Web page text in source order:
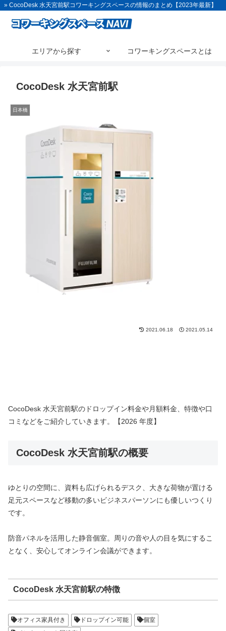
» CocoDesk 水天宮前駅コワーキングスペースの情報のまとめ【2023年最新】
エリアから探す コワーキングスペースとは
CocoDesk 水天宮前駅
日本橋
2021.06.18 2021.05.14
CocoDesk 水天宮前駅のドロップイン料金や月額料金、特徴や口
コミなどをご紹介していきます。【2026 年度】
CocoDesk 水天宮前駅の概要
ゆとりの空間に、資料も広げられるデスク、大きな荷物が置ける
足元スペースなど移動の多いビジネスパーソンにも優しいつくり
です。
防音パネルを活用した静音個室。周りの音や人の目を気にするこ
となく、安心してオンライン会議ができます。
CocoDesk 水天宮前駅の特徴
オフィス家具付き ドロップイン可能
個室